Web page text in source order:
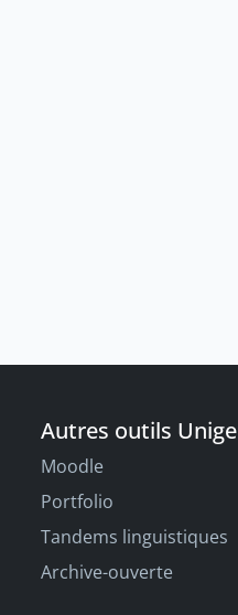
Autres outils Unige
Moodle
Portfolio
Tandems linguistiques
Archive-ouverte